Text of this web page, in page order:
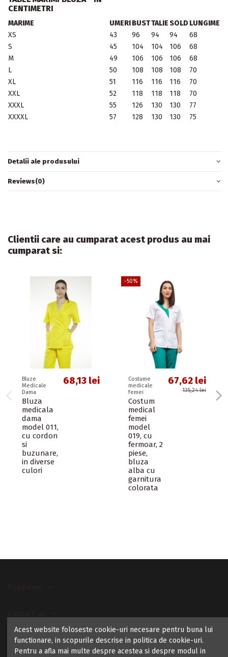
CENTIMETRI
MARIME UMERIBUSTTALIESOLD LUNGIME
XS
43 96 94 94
68
S
45 104 104 106
68
M
49 106 106 106
68
L
50 108 108 108
70
XL
51 116 116 116
70
XXL
52 118 118 118
70
XXXL
55 126 130 130
77
XXXXL
57 128 130 130 75
Detalii ale produsului
Reviews(0)
Clientii care au cumparat acest produs au mai
cumparat si:
Bluze
Medicale
Dama
Bluza
medicala
dama
model 011,
cu cordon
si
buzunare,
in diverse
culori
68,13 lei
-50%
Costume
medicale
femei
Costum
medical
femei
model
019, cu
fermoar, 2
piese,
bluza
alba cu
garnitura
colorata
67,62 lei
135,24 lei
Acest website foloseste cookie-uri necesare pentru buna lui
functionare, in scopurile descrise in politica de cookie-uri.
Pentru a afla mai multe despre acestea si despre modul in